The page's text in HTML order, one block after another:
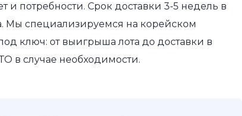
потребности. Срок доставки 3-5 недель в
Мы специализируемся на корейском
ключ: от выигрыша лота до доставки в
в случае необходимости.